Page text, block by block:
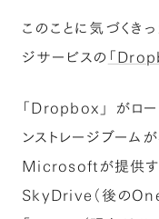
このことに気づくき
ジサービスの 「
「Dropbox」 がロ
ンストレージブーム
Microsoftが提供
SkyDrive（後の